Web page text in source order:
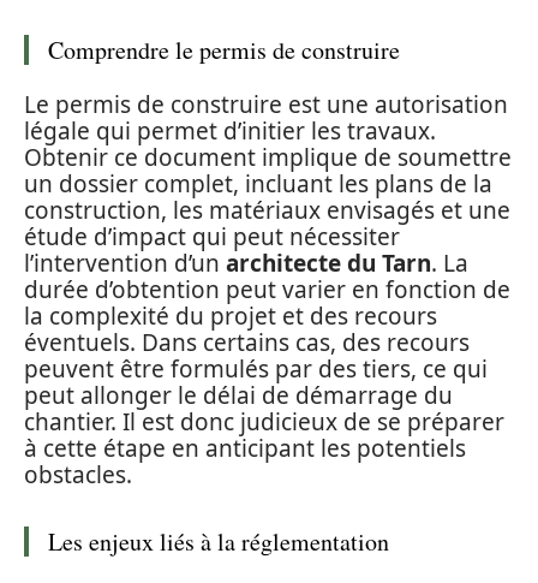
Comprendre le permis de construire
Le permis de construire est une autorisation
légale qui permet d’initier les travaux.
Obtenir ce document implique de soumettre
un dossier complet, incluant les plans de la
construction, les matériaux envisagés et une
étude d’impact qui peut nécessiter
l’intervention d’un architecte du Tarn. La
durée d’obtention peut varier en fonction de
la complexité du projet et des recours
éventuels. Dans certains cas, des recours
peuvent être formulés par des tiers, ce qui
peut allonger le délai de démarrage du
chantier. Il est donc judicieux de se préparer
à cette étape en anticipant les potentiels
obstacles.
Les enjeux liés à la réglementation